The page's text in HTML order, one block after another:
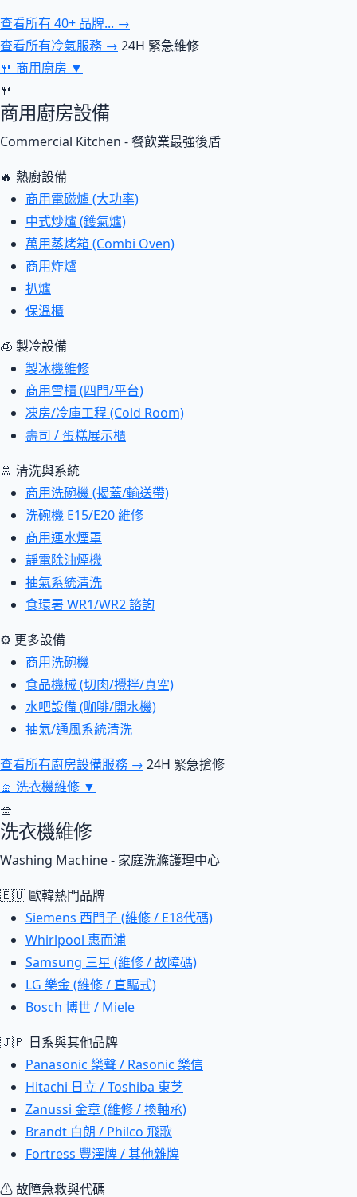
查看所有 40+ 品牌... →
查看所有冷氣服務 → 24H 緊急維修
🍴 商用廚房 ▼
🍴
商用廚房設備
Commercial Kitchen - 餐飲業最強後盾
🔥 熱廚設備
商用電磁爐 (大功率)
中式炒爐 (鑊氣爐)
萬用蒸烤箱 (Combi Oven)
商用炸爐
扒爐
保溫櫃
🧊 製冷設備
製冰機維修
商用雪櫃 (四門/平台)
凍房/冷庫工程 (Cold Room)
壽司 / 蛋糕展示櫃
🚿 清洗與系統
商用洗碗機 (揭蓋/輸送帶)
洗碗機 E15/E20 維修
商用運水煙罩
靜電除油煙機
抽氣系統清洗
食環署 WR1/WR2 諮詢
⚙ 更多設備
商用洗碗機
食品機械 (切肉/攪拌/真空)
水吧設備 (咖啡/開水機)
抽氣/通風系統清洗
查看所有廚房設備服務 → 24H 緊急搶修
🧺 洗衣機維修 ▼
🧺
洗衣機維修
Washing Machine - 家庭洗滌護理中心
🇪🇺 歐韓熱門品牌
Siemens 西門子 (維修 / E18代碼)
Whirlpool 惠而浦
Samsung 三星 (維修 / 故障碼)
LG 樂金 (維修 / 直驅式)
Bosch 博世 / Miele
🇯🇵 日系與其他品牌
Panasonic 樂聲 / Rasonic 樂信
Hitachi 日立 / Toshiba 東芝
Zanussi 金章 (維修 / 換軸承)
Brandt 白朗 / Philco 飛歌
Fortress 豐澤牌 / 其他雜牌
⚠ 故障急救與代碼